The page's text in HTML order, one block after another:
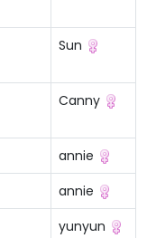
Sun
Canny
annie
annie
yunyun